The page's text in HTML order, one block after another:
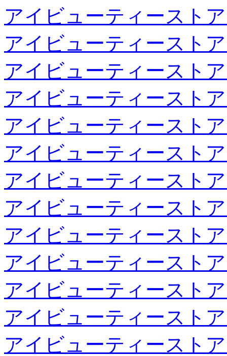
アイビューティースト
アイビューティースト
アイビューティースト
アイビューティースト
アイビューティースト
アイビューティースト
アイビューティースト
アイビューティースト
アイビューティースト
アイビューティースト
アイビューティースト
アイビューティースト
アイビューティースト